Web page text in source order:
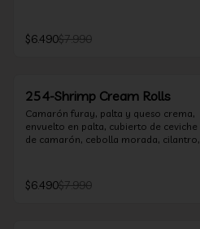
$6.490$7.990
254-Shrimp Cream Rolls
Camarón furay, palta y queso crema,
envuelto en palta, cubierto de ceviche
de camarón, cebolla morada, cilantro,
$6.490$7.990